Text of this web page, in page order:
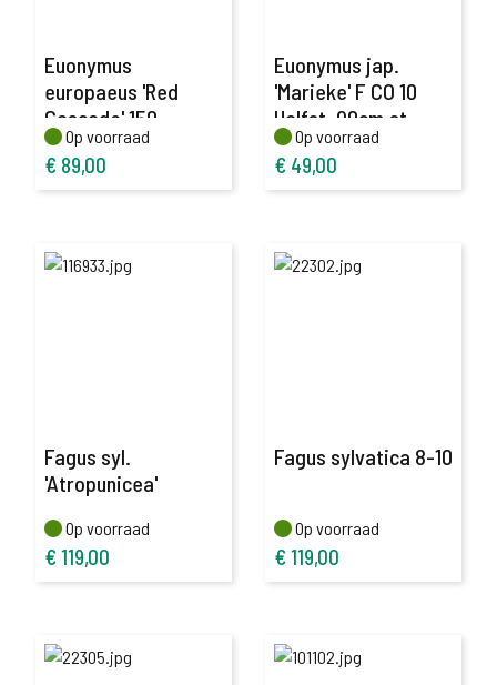
Euonymus
europaeus 'Red
Cascade' 150-
175,C20
Op voorraad
Op voorraad
€ 89,00
Euonymus jap.
'Marieke' F CO 10
Halfst. 90cm.st.
Op voorraad
Op voorraad
€ 49,00
Fagus syl.
'Atropunicea'
Op voorraad
Op voorraad
€ 119,00
Fagus sylvatica 8-10
Op voorraad
Op voorraad
€ 119,00